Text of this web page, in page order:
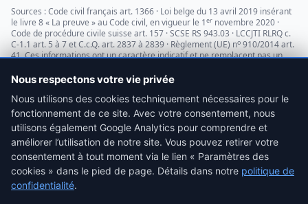
Sources : Code civil français art. 1366 · Loi belge du 13 avril 2019 insérant
le livre 8 « La preuve » au Code civil, en vigueur le 1er novembre 2020 ·
Code de procédure civile suisse art. 157 · SCSE RS 943.03 · LCCJTI RLRQ c.
C-1.1 art. 5 à 7 et C.c.Q. art. 2837 à 2839 · Règlement (UE) no 910/2014 art.
41. Ces informations ont un caractère indicatif et ne remplacent pas un
AVIS JURIDIQUE INDÉPENDANT · 21 AVRIL 2026
Un cabinet d'avocats
confirme : ProofSnap est
Nous respectons votre vie privée
Nous utilisons des cookies techniquement nécessaires pour le
fonctionnement de ce site. Avec votre consentement, nous
utilisons également Google Analytics pour comprendre et
améliorer l’utilisation de notre site. Vous pouvez retirer votre
consentement à tout moment via le lien « Paramètres des
cookies » dans le pied de page. Détails dans notre politique de
confidentialité.